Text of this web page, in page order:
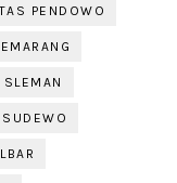
PENDOWO
SLEMAN
SUDEWO